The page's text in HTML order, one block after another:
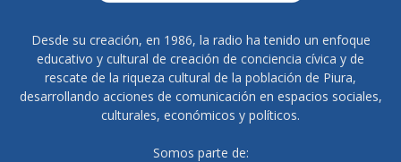
Desde su creación, en 1986, la radio ha tenido un enfoque
educativo y cultural de creación de conciencia cívica y de
rescate de la riqueza cultural de la población de Piura,
desarrollando acciones de comunicación en espacios sociales,
culturales, económicos y políticos.
Somos parte de: